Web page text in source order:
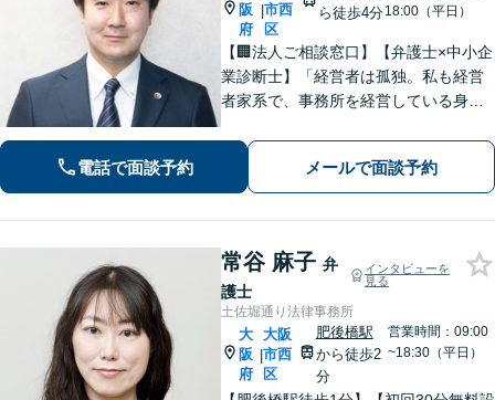
阪
府
|市西
区
ら徒歩4分18:00（平日）
【🏢法人ご相談窓口】【弁護士×中小企
業診断士】「経営者は孤独。私も経営
者家系で、事務所を経営している身な
駅徒歩4分】中小企業・個人事業主様の
「法務と経営」を両面支援！完全個室
で安心対応。【初回法律相談30分無
料】
電話で面談予約 メールで面談予約
常谷 麻子 弁
護士
インタビューを
見る
土佐堀通り法律事務所
大
阪
府
|
大阪
市西
区
肥後橋駅
から徒歩2
分
営業時間：09:00
~18:30（平日）